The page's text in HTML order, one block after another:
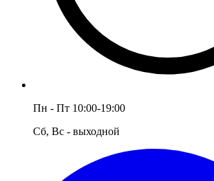
Пн - Пт 10:00-19:00
Сб, Вс - выходной